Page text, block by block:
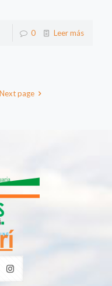
0 Leer más
Next page